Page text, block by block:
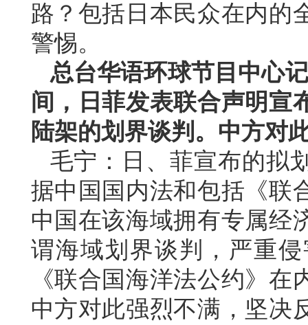
路？包括日本民众在内的
警惕。
总台华语环球节目中心
间，日菲发表联合声明宣
陆架的划界谈判。中方对
毛宁：日、菲宣布的拟
据中国国内法和包括《联
中国在该海域拥有专属经
谓海域划界谈判，严重
《联合国海洋法公约》
中方对此强烈不满，坚决